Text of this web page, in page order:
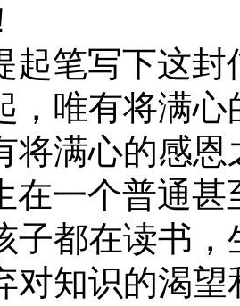
写下这封
，唯有将满
将满心的感
个普通甚
子都在读书
对知识的渴